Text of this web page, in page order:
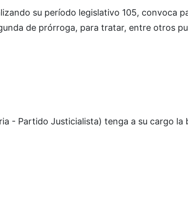
su período legislativo 105, convoca
de prórroga, para tratar, entre otros
- Partido Justicialista) tenga a su cargo la